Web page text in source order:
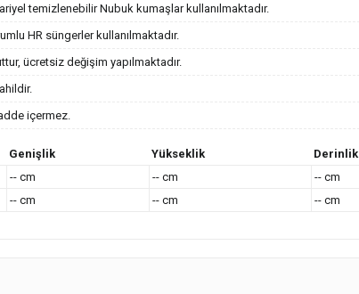
temizlenebilir Nubuk kumaşlar kullanılmaktadır.
HR süngerler kullanılmaktadır.
ücretsiz değişim yapılmaktadır.
içermez.
Genişlik Yükseklik
Derinlik
-- cm -- cm
-- cm
-- cm -- cm -- cm